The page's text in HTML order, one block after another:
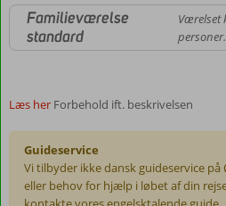
Familieværelse
standard
Værelset
personer.
Læs her Forbehold ift. beskrivelsen
Guideservice
Vi tilbyder ikke dansk guideservice
eller behov for hjælp i løbet af din